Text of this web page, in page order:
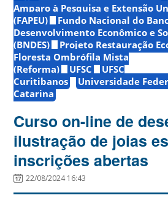
Amparo à Pesquisa e Extensão
(FAPEU)
Fundo Nacional do
Desenvolvimento Econômico e
(BNDES)
Projeto Restauração
Floresta Ombrófila Mista
(Reforma)
UFSC
UFSC
Curitibanos
Universidade
Catarina
Curso on-line de
ilustração de joias
inscrições abertas
22/08/2024 16:43